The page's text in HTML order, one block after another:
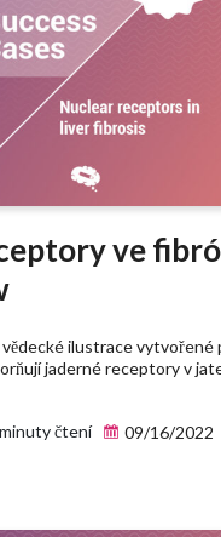
ve
ilustrace vytvořené
jaderné receptory v
čtení 09/16/2022